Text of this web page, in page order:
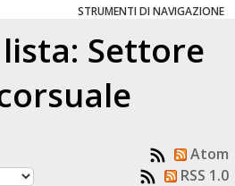
STRUMENTI DI NAVIGAZIONE
Settore
Atom
RSS 1.0